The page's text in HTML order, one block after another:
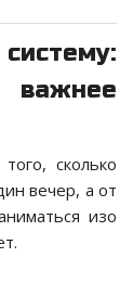
сколько
вечер, а от
изо